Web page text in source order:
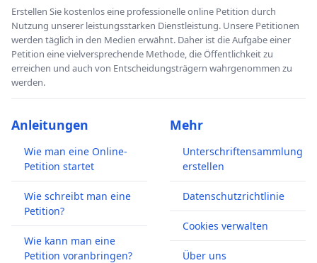
Erstellen Sie kostenlos eine professionelle online Petition durch
Nutzung unserer leistungsstarken Dienstleistung. Unsere Petitionen
werden täglich in den Medien erwähnt. Daher ist die Aufgabe einer
Petition eine vielversprechende Methode, die Öffentlichkeit zu
erreichen und auch von Entscheidungsträgern wahrgenommen zu
werden.
Anleitungen
Wie man eine Online-
Petition startet
Wie schreibt man eine
Petition?
Wie kann man eine
Petition voranbringen?
Mehr
Unterschriftensammlung
erstellen
Datenschutzrichtlinie
Cookies verwalten
Über uns